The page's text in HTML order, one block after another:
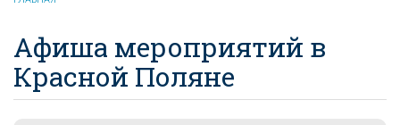
Афиша мероприятий в
Красной Поляне